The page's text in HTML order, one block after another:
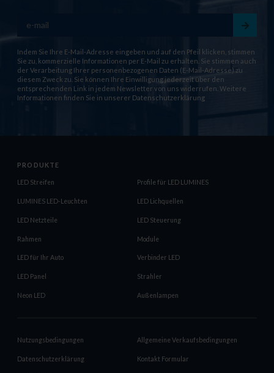
Indem Sie Ihre E-Mail-Adresse eingeben und auf den Pfeil klicken, stimmen
Sie zu, kommerzielle Informationen per E-Mail zu erhalten. Sie stimmen auch
der Verarbeitung Ihrer personenbezogenen Daten (E-Mail-Adresse) zu
diesem Zweck zu. Sie können Ihre Einwilligung jederzeit über den
entsprechenden Link in jedem Newsletter von uns widerrufen. Weitere
Informationen finden Sie in unserer Datenschutzerklärung
PRODUKTE
LED Streifen Profile für LED LUMINES
LUMINES LED-Leuchten LED Lichquellen
LED Netzteile LED Steuerung
Rahmen Module
LED für Ihr Auto Verbinder LED
LED Panel Strahler
Neon LED Außenlampen
Nutzungsbedingungen Allgemeine Verkaufsbedingungen
Datenschutzerklärung Kontakt Formular